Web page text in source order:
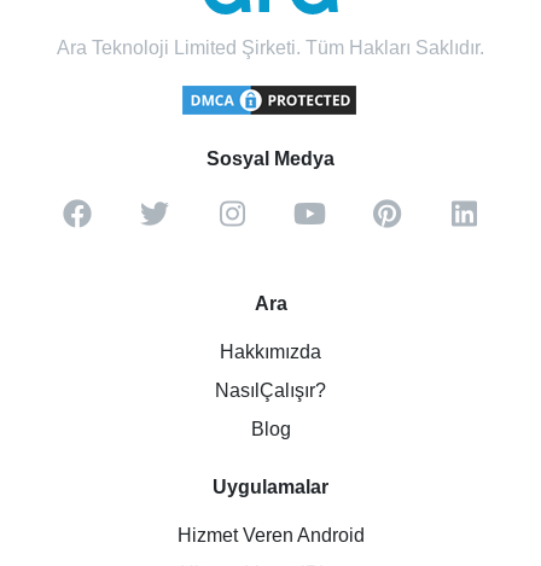
Ara Teknoloji Limited Şirketi. Tüm Hakları Saklıdır.
Sosyal Medya
Ara
Hakkımızda
NasılÇalışır?
Blog
Uygulamalar
Hizmet Veren Android